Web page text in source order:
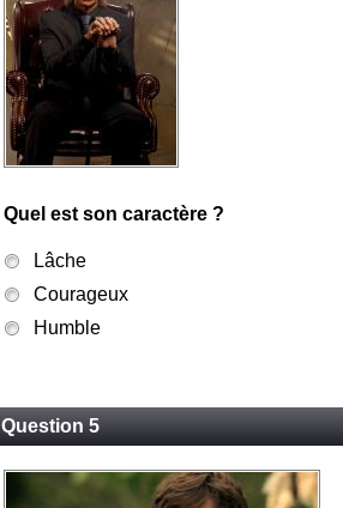
Quel est son caractère ?
Lâche
Courageux
Humble
Question 5